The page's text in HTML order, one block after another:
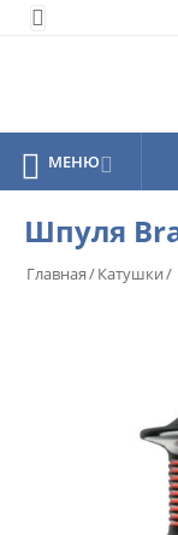

 МЕНЮ
Шпуля
Главная/Катушки/